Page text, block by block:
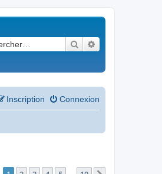
Rechercher
Connexion
Inscription